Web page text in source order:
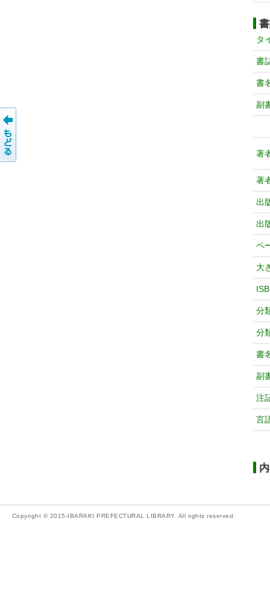
タ
書
書
副
著
著
出
出
ペ
大
分
分
書
副
注
言
Copyright © 2015-IBARAKI PREFECTURAL LIBRARY. All rights reserved.